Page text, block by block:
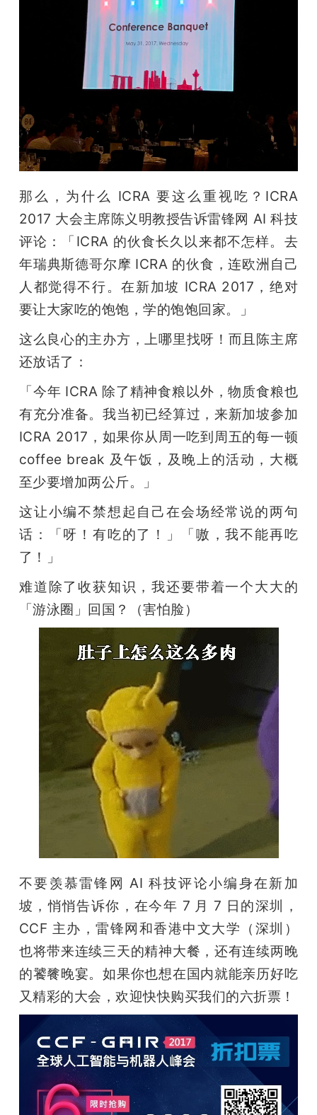
那么，为什么 ICRA 要这么重视吃？ICRA
2017 大会主席陈义明教授告诉雷锋网 AI 科技
评论：「ICRA 的伙食长久以来都不怎样。去
年瑞典斯德哥尔摩 ICRA 的伙食，连欧洲自己
人都觉得不行。在新加坡 ICRA 2017，绝对
要让大家吃的饱饱，学的饱饱回家。」
这么良心的主办方，上哪里找呀！而且陈主席
还放话了：
「今年 ICRA 除了精神食粮以外，物质食粮也
有充分准备。我当初已经算过，来新加坡参加
ICRA 2017，如果你从周一吃到周五的每一顿
coffee break 及午饭，及晚上的活动，大概
至少要增加两公斤。」
这让小编不禁想起自己在会场经常说的两句
话：「呀！有吃的了！」「嗷，我不能再吃
了！」
难道除了收获知识，我还要带着一个大大的
「游泳圈」回国？（害怕脸）
不要羡慕雷锋网 AI 科技评论小编身在新加
坡，悄悄告诉你，在今年 7 月 7 日的深圳，
CCF 主办，雷锋网和香港中文大学（深圳）
也将带来连续三天的精神大餐，还有连续两晚
的饕餮晚宴。如果你也想在国内就能亲历好吃
又精彩的大会，欢迎快快购买我们的六折票！